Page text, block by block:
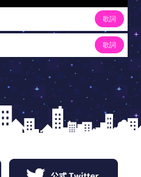
歌詞
歌詞